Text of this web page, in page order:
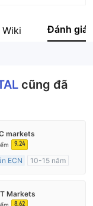
Đánh giá
cũng đã
markets
9.24
ECN
10-15 năm
thức
Markets
8.62